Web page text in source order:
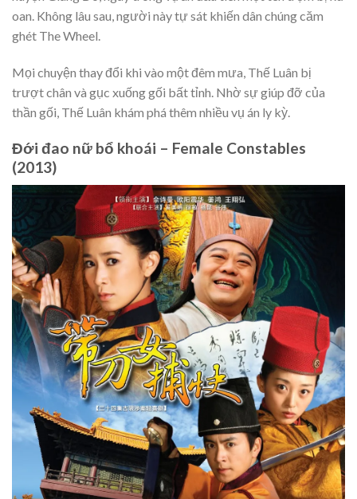
oan. Không lâu sau, người này tự sát khiến dân chúng căm
ghét The Wheel.
Mọi chuyện thay đổi khi vào một đêm mưa, Thế Luân bị
trượt chân và gục xuống gối bất tỉnh. Nhờ sự giúp đỡ của
thần gối, Thế Luân khám phá thêm nhiều vụ án ly kỳ.
Đới đao nữ bổ khoái – Female Constables
(2013)